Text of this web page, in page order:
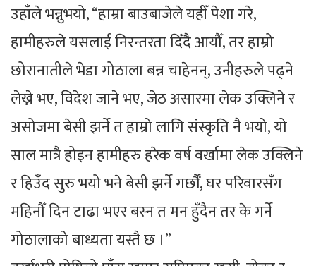
उहाँले भन्नुभयो, “हाम्रा बाउबाजेले यहीँ पेशा गरे,
हामीहरुले यसलाई निरन्तरता दिँदै आयौँ, तर हाम्रो
छोरानातीले भेडा गोठाला बन्न चाहेनन्, उनीहरुले पढ्ने
लेख्ने भए, विदेश जाने भए, जेठ असारमा लेक उक्लिने र
असोजमा बेसी झर्ने त हाम्रो लागि संस्कृति नै भयो, यो
साल मात्रै होइन हामीहरु हरेक वर्ष वर्खामा लेक उक्लिने
र हिउँद सुरु भयो भने बेसी झर्ने गर्छौँ, घर परिवारसँग
महिनौँ दिन टाढा भएर बस्न त मन हुँदैन तर के गर्ने
गोठालाको बाध्यता यस्तै छ ।”